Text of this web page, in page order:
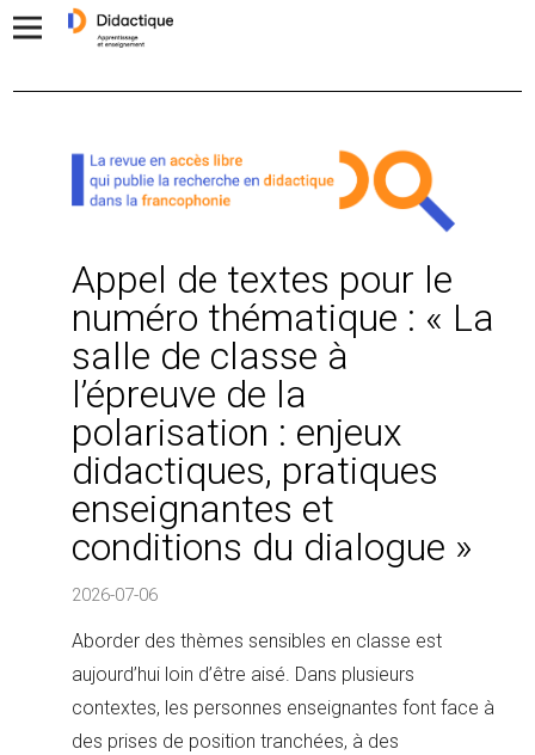
Appel de textes pour le
numéro thématique : « La
salle de classe à
l’épreuve de la
polarisation : enjeux
didactiques, pratiques
enseignantes et
conditions du dialogue »
2026-07-06
Aborder des thèmes sensibles en classe est
aujourd’hui loin d’être aisé. Dans plusieurs
contextes, les personnes enseignantes font face à
des prises de position tranchées, à des